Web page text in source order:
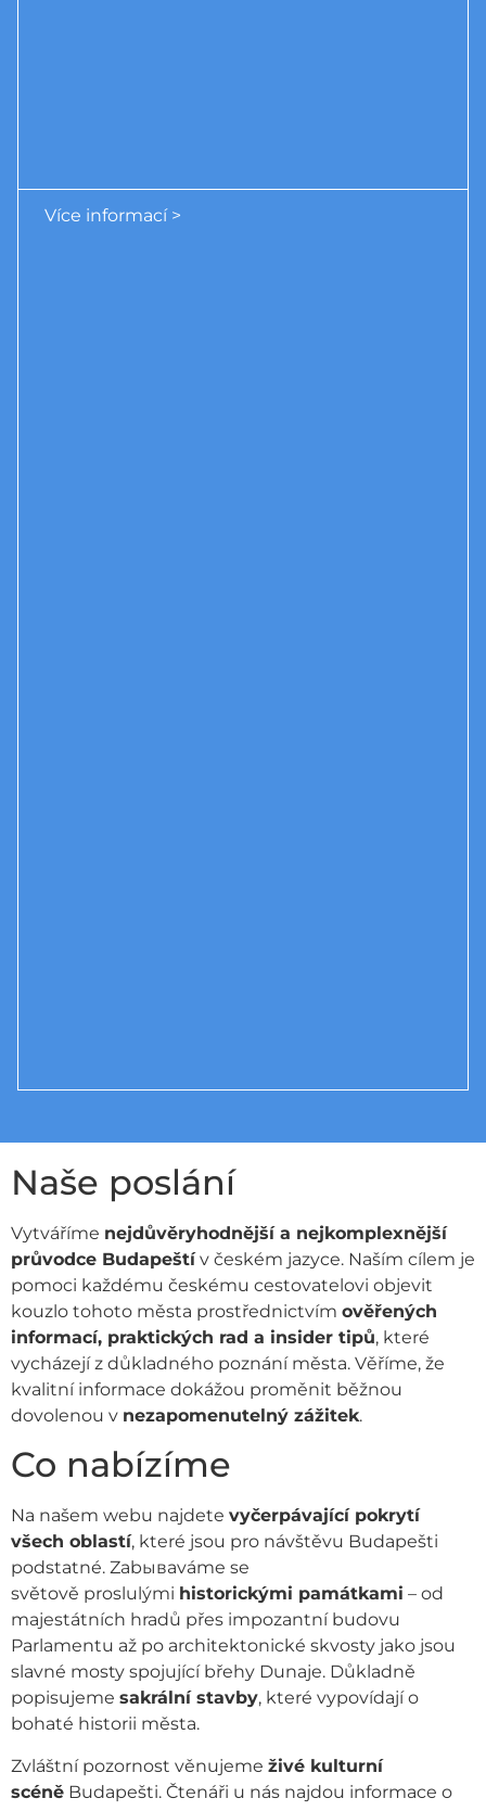
Více informací >
Naše poslání
Vytváříme nejdůvěryhodnější a nejkomplexnější
průvodce Budapeštív českém jazyce. Naším cílem je
pomoci každému českému cestovatelovi objevit
kouzlo tohoto města prostřednictvím ověřených
informací, praktických rad a insider tipů, které
vycházejí z důkladného poznání města. Věříme, že
kvalitní informace dokážou proměnit běžnou
dovolenou v nezapomenutelný zážitek.
Co nabízíme
Na našem webu najdete vyčerpávající pokrytí
všech oblastí, které jsou pro návštěvu Budapešti
podstatné. Zabываváme se
světově proslulými historickými památkami – od
majestátních hradů přes impozantní budovu
Parlamentu až po architektonické skvosty jako jsou
slavné mosty spojující břehy Dunaje. Důkladně
popisujeme sakrální stavby, které vypovídají o
bohaté historii města.
Zvláštní pozornost věnujeme živé kulturní
scéně Budapešti. Čtenáři u nás najdou informace o